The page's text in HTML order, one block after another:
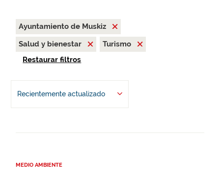
Ayuntamiento de Muskiz
Salud y bienestar
Turismo
Restaurar filtros
Recientemente actualizado
MEDIO AMBIENTE